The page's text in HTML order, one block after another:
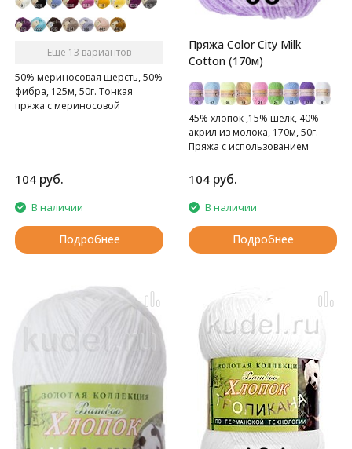
Ещё 13 вариантов
50% мериносовая шерсть, 50%
фибра, 125м, 50г. Тонкая
пряжа с мериносовой
104 руб.
В наличии
Подробнее
Пряжа Color City Milk
Cotton (170м)
45% хлопок ,15% шелк, 40%
акрил из молока, 170м, 50г.
Пряжа с использованием
104 руб.
В наличии
Подробнее